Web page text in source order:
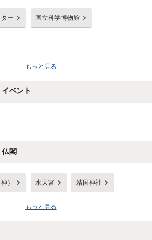
ー 国立科学博物館
もっと見る
ベント
閣
） 水天宮 靖国神社
もっと見る